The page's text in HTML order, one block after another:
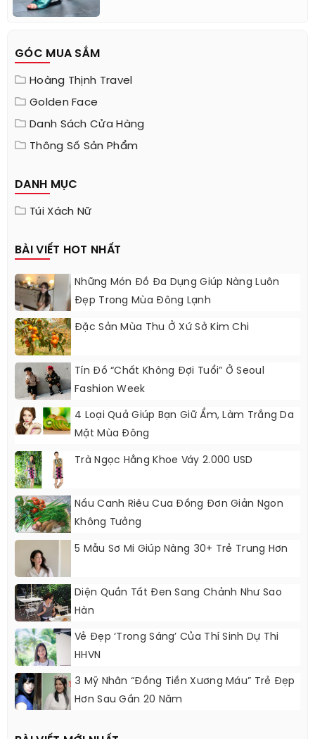
GÓC MUA SẮM
Hoàng Thịnh Travel
Golden Face
Danh Sách Cửa Hàng
Thông Số Sản Phẩm
DANH MỤC
Túi Xách Nữ
BÀI VIẾT HOT NHẤT
Những Món Đồ Đa Dụng Giúp Nàng Luôn
Đẹp Trong Mùa Đông Lạnh
Đặc Sản Mùa Thu Ở Xứ Sở Kim Chi
Tín Đồ “chất Không Đợi Tuổi” Ở Seoul
Fashion Week
4 Loại Quả Giúp Bạn Giữ Ẩm, Làm Trắng Da
Mặt Mùa Đông
Trà Ngọc Hằng Khoe Váy 2.000 USD
Nấu Canh Riêu Cua Đồng Đơn Giản Ngon
Không Tưởng
5 Mẫu Sơ Mi Giúp Nàng 30+ Trẻ Trung Hơn
Diện Quần Tất Đen Sang Chảnh Như Sao
Hàn
Vẻ Đẹp ‘trong Sáng’ Của Thí Sinh Dự Thi
HHVN
3 Mỹ Nhân “Đồng Tiền Xương Máu” Trẻ Đẹp
Hơn Sau Gần 20 Năm